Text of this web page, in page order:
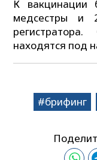
К вакцинации
медсестры и
находятся под
брифинг